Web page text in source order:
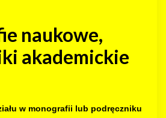
naukowe,
akademickie
w monografii lub podręczniku